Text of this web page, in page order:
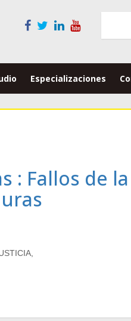
Especializaciones
: Fallos de